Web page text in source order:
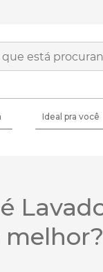
Ideal pra você
melhor?